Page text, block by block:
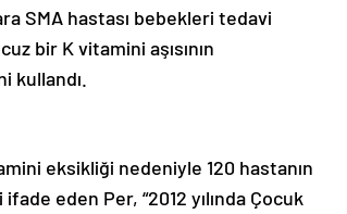
SMA hastası bebekleri tedavi
bir K vitamini aşısının
kullandı.
eksikliği nedeniyle 120 hastanın
eden Per, “2012 yılında Çocuk